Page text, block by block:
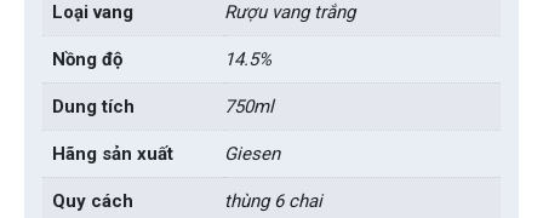
Loại vang Rượu vang trắng
Nồng độ 14.5%
Dung tích 750ml
Hãng sản xuất Giesen
Quy cách thùng 6 chai